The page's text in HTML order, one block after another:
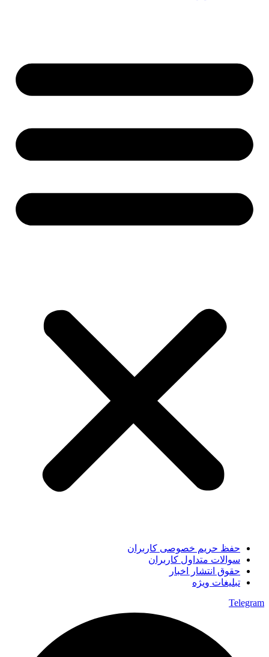
حفظ حریم خصوصی کاربران
سوالات متداول کاربران
حقوق انتشار اخبار
تبلیغات ویژه
Telegram